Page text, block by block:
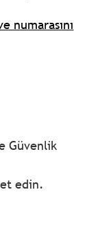
numarasını
Güvenlik
edin.